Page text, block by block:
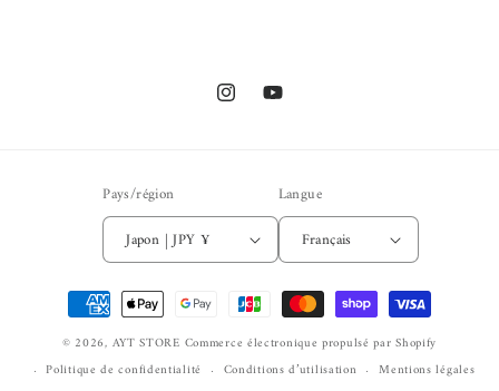
InstagramYouTube
Pays/région
Japon | JPY ¥
Langue
Français
Moyens
de
paiement
© 2026, AYT STORE Commerce électronique propulsé par Shopify
Politique de confidentialité
Conditions d’utilisation Mentions légales